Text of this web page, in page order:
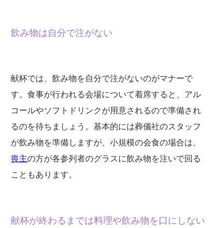
飲み物は自分で注がない
献杯では、飲み物を自分で注がないのがマナーで
す。食事が行われる会場について着席すると、アル
コールやソフトドリンクが用意されるので準備され
るのを待ちましょう。基本的には葬儀社のスタッフ
が飲み物を準備しますが、小規模の会食の場合は、
喪主の方が各参列者のグラスに飲み物を注いで回る
こともあります。
献杯が終わるまでは料理や飲み物を口にしない